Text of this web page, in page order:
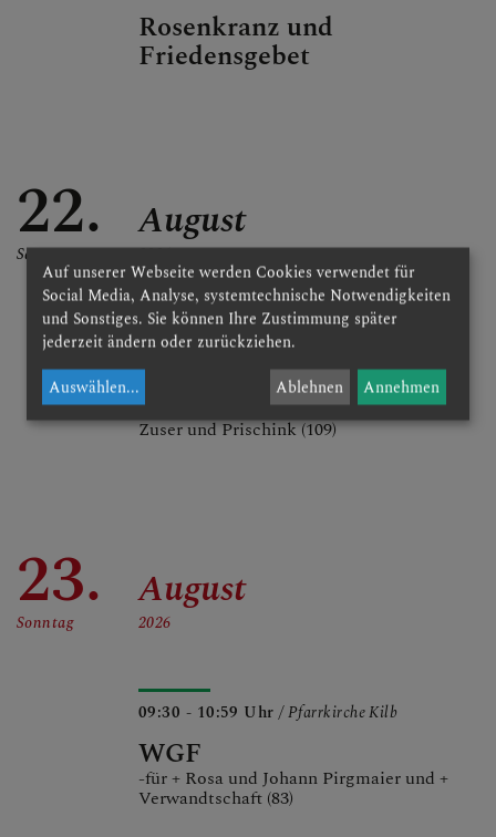
Rosenkranz und
Friedensgebet
22.
Samstag
August
2026
19:00 - 20:00 Uhr/ Pfarrkirche Kilb
- für die Lebenden und + der Familien
Zuser und Prischink (109)
23.
Sonntag
August
2026
09:30 - 10:59 Uhr/ Pfarrkirche Kilb
WGF
-für + Rosa und Johann Pirgmaier und +
Verwandtschaft (83)
Auf unserer Webseite werden Cookies verwendet für
Social Media, Analyse, systemtechnische Notwendigkeiten
und Sonstiges. Sie können Ihre Zustimmung später
jederzeit ändern oder zurückziehen.
Auswählen... Ablehnen Annehmen